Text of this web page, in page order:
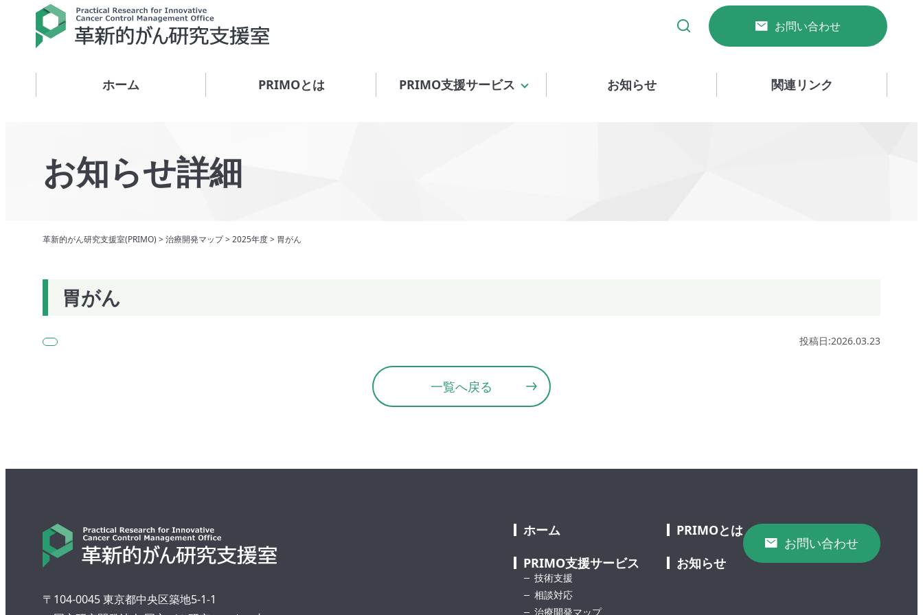
お問い合わせ
ホーム PRIMOとは PRIMO支援サービス お知らせ 関連リンク
お知らせ詳細
革新的がん研究支援室(PRIMO) >治療開発マップ>2025年度> 胃がん
胃がん
投稿日:2026.03.23
一覧へ戻る
〒104-0045 東京都中央区築地5-1-1
ホーム
PRIMOとは
PRIMO支援サービス
技術支援
相談対応
治療開発マップ
お知らせ
お問い合わせ